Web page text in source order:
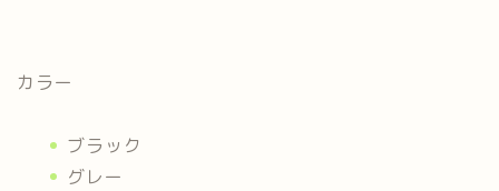
カラー
ブラック
グレー